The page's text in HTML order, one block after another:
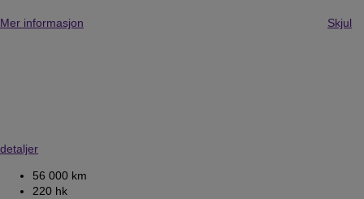
Mer informasjon Skjul
detaljer
56 000 km
220 hk